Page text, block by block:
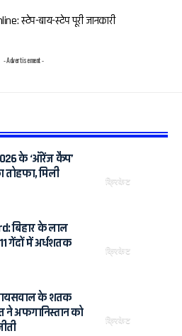
स्टेप-बाय-स्टेप पूरी जानकारी
- Advertisement -
क्रिकेट
के ‘ऑरेंज कैप’
तोहफा, मिली
क्रिकेट
बिहार के लाल
गेंदों में अर्धशतक
क्रिकेट
जायसवाल के शतक
ने अफगानिस्तान को